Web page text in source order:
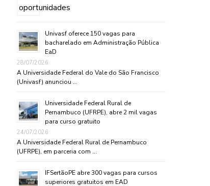
Univasf oferece 150 vagas para
bacharelado em Administração Pública
EaD
28/07/2026
A Universidade Federal do Vale do São Francisco
(Univasf) anunciou …
Universidade Federal Rural de
Pernambuco (UFRPE), abre 2 mil vagas
para curso gratuito
24/07/2026
A Universidade Federal Rural de Pernambuco
(UFRPE), em parceria com …
IFSertãoPE abre 300 vagas para cursos
superiores gratuitos em EAD